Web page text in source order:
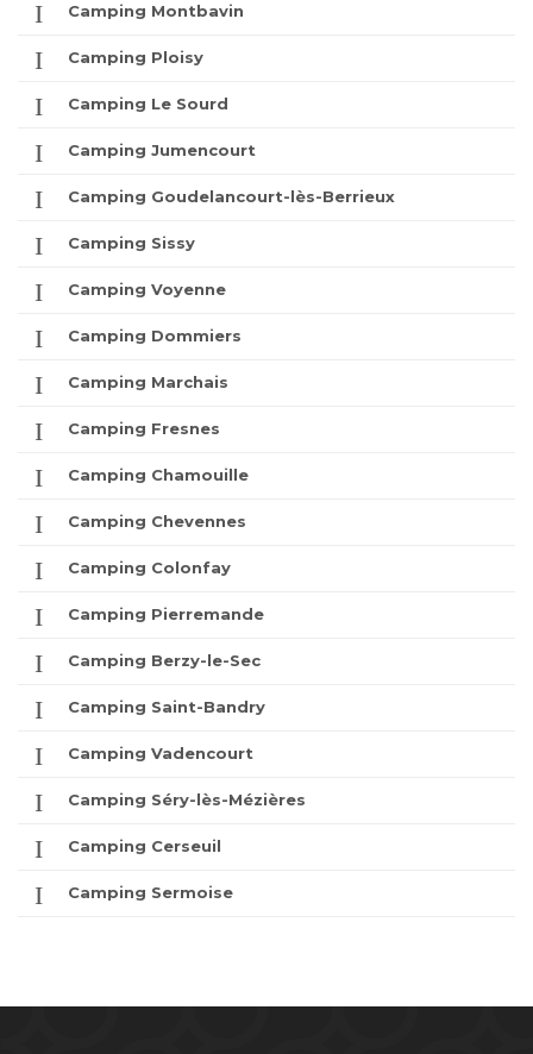
Camping Montbavin
Camping Ploisy
Camping Le Sourd
Camping Jumencourt
Camping Goudelancourt-lès-Berrieux
Camping Sissy
Camping Voyenne
Camping Dommiers
Camping Marchais
Camping Fresnes
Camping Chamouille
Camping Chevennes
Camping Colonfay
Camping Pierremande
Camping Berzy-le-Sec
Camping Saint-Bandry
Camping Vadencourt
Camping Séry-lès-Mézières
Camping Cerseuil
Camping Sermoise